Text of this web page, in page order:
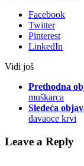
Facebook
Twitter
Pinterest
LinkedIn
Vidi još
Prethodna
muškarca
Sledeća
davaoce krvi
Leave a Reply